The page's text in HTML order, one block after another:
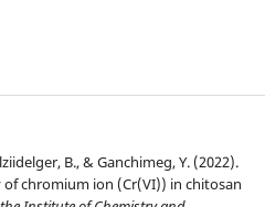
B., & Ganchimeg, Y. (2022).
chromium ion (Cr(VI)) in chitosan